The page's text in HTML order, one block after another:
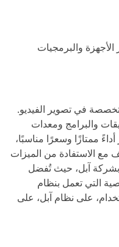
الأجهزة والبرمجيات
في تصوير الفيديو.
والبرامج ومعدات
ممتازًا وسعرًا مناسبًا،
مع الاستفادة من الميزات
بشركة آبل، حيث تُفضل
التي تعمل بنظام
على نظام آبل، على